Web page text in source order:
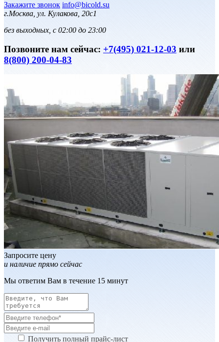
Закажите звонок info@bicold.su
г.Москва, ул. Кулакова, 20с1
без выходных, с 02:00 до 23:00
Позвоните нам сейчас: +7(495) 021-12-03 или
8(800) 200-04-83
Запросите цену
и наличие прямо сейчас
Мы ответим Вам в течение 15 минут
Получить полный прайс-лист